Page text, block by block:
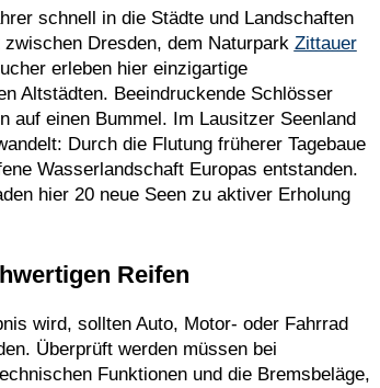
schnell in die Städte und Landschaften
Dresden, dem Naturpark Zittauer
erleben hier einzigartige
Altstädten. Beeindruckende Schlösser
auf einen Bummel. Im Lausitzer Seenland
Durch die Flutung früherer Tagebaue
Wasserlandschaft Europas entstanden.
hier 20 neue Seen zu aktiver Erholung
Reifen
wird, sollten Auto, Motor- oder Fahrrad
Überprüft werden müssen bei
Funktionen und die Bremsbeläge,